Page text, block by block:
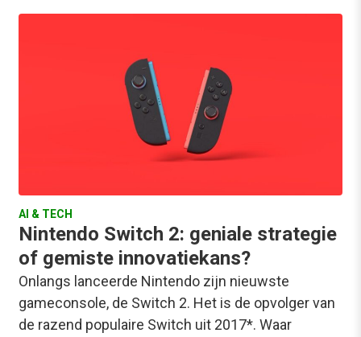
AI & TECH
Nintendo Switch 2: geniale strategie
of gemiste innovatiekans?
Onlangs lanceerde Nintendo zijn nieuwste
gameconsole, de Switch 2. Het is de opvolger van
de razend populaire Switch uit 2017*. Waar